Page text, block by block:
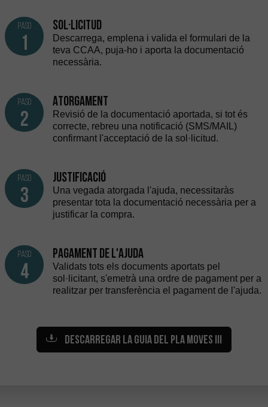
paso
1
Sol·licitud
Descarrega, emplena i valida el formulari de la
teva CCAA, puja-ho i aporta la documentació
necessària.
paso
2
Atorgament
Revisió de la documentació aportada, si tot és
correcte, rebreu una notificació (SMS/MAIL)
confirmant l'acceptació de la sol·licitud.
paso
3
Justificació
Una vegada atorgada l'ajuda, necessitaràs
presentar tota la documentació necessària per a
justificar la compra.
paso
4
Pagament de l'ajuda
Validats tots els documents aportats pel
sol·licitant, s'emetrà una ordre de pagament per a
realitzar per transferència el pagament de l'ajuda.
DESCARREGAR LA GUIA DEL PLA MOVES III